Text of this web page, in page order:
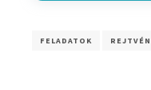
FELADATOK